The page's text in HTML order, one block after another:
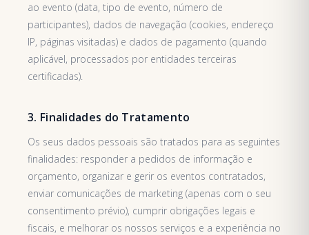
ao evento (data, tipo de evento, número de
participantes), dados de navegação (cookies, endereço
IP, páginas visitadas) e dados de pagamento (quando
aplicável, processados por entidades terceiras
certificadas).
3. Finalidades do Tratamento
Os seus dados pessoais são tratados para as seguintes
finalidades: responder a pedidos de informação e
orçamento, organizar e gerir os eventos contratados,
enviar comunicações de marketing (apenas com o seu
consentimento prévio), cumprir obrigações legais e
fiscais, e melhorar os nossos serviços e a experiência no